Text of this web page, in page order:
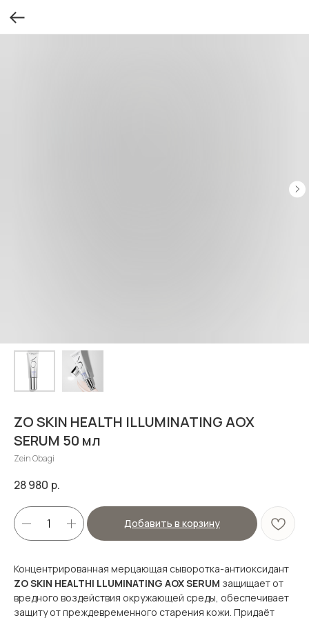
ZO SKIN HEALTH ILLUMINATING AOX
SERUM 50 мл
Zein Obagi
28 980 р.
Добавить в корзину
Концентрированная мерцающая сыворотка-антиоксидант
ZO SKIN HEALTHI LLUMINATING AOX SERUM защищает от
вредного воздействия окружающей среды, обеспечивает
защиту от преждевременного старения кожи. Придаёт